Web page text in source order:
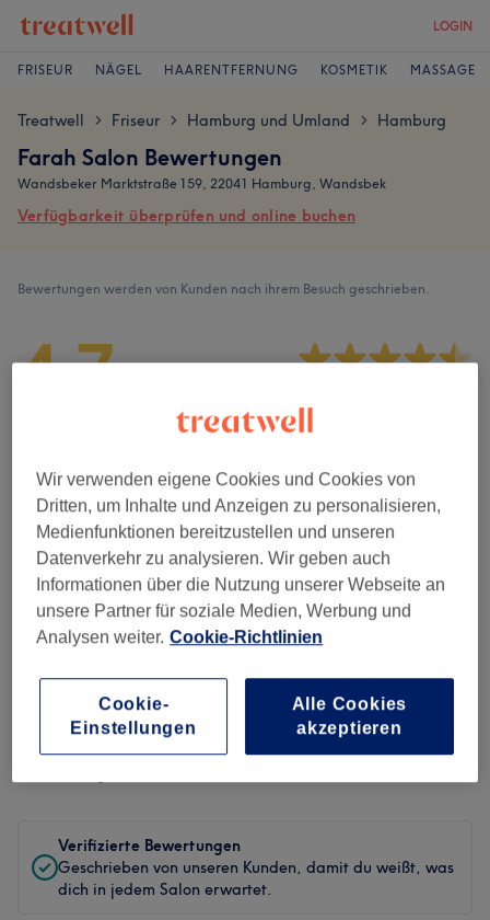
LOGIN
FRISEUR NÄGEL HAARENTFERNUNG KOSMETIK MASSAGE
Treatwell > Friseur > Hamburg und Umland > Hamburg
Farah Salon Bewertungen
Wandsbeker Marktstraße 159, 22041 Hamburg, Wandsbek
Verfügbarkeit überprüfen und online buchen
Bewertungen werden von Kunden nach ihrem Besuch geschrieben.
4,7
Sauberkeit
Service
Bewertungen filtern
Behandlung Alle Bewertungen
Verifizierte Bewertungen
Geschrieben von unseren Kunden, damit du weißt, was
dich in jedem Salon erwartet.
Wir verwenden eigene Cookies und Cookies von
Dritten, um Inhalte und Anzeigen zu personalisieren,
Medienfunktionen bereitzustellen und unseren
Datenverkehr zu analysieren. Wir geben auch
Informationen über die Nutzung unserer Webseite an
unsere Partner für soziale Medien, Werbung und
Analysen weiter. Cookie-Richtlinien
Cookie-
Einstellungen
Alle Cookies
akzeptieren